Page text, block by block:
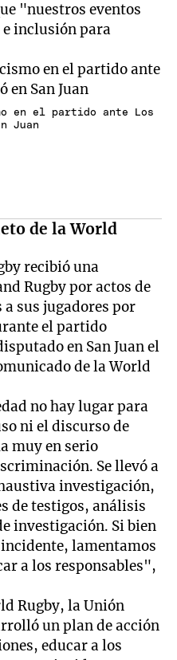
"nuestros eventos
e inclusión para
en el partido ante Los
Juan
de la World
recibió una
Rugby por actos de
sus jugadores por
el partido
en San Juan el
de la World
no hay lugar para
ni el discurso de
muy en serio
Se llevó a
investigación,
de testigos, análisis
investigación. Si bien
lamentamos
a los responsables",
Rugby, la Unión
un plan de acción
educar a los